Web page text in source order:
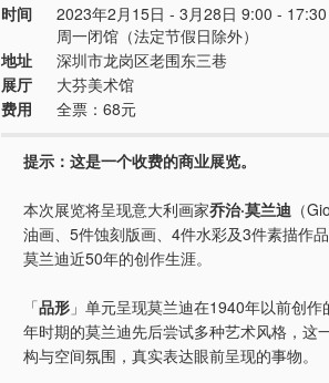
时间
2023年2月15日 - 3月28日 9:00 - 17:30
周一闭馆（法定节假日除外）
地址
深圳市龙岗区老围东三巷
展厅
大芬美术馆
费用
全票：68元
提示：这是一个收费的商业展览。
本次展览将呈现意大利画家乔治·莫兰迪 （
油画、5件蚀刻版画、4件水彩及3件素描作
莫兰迪近50年的创作生涯。
「品形 」单元呈现莫兰迪在1940年以前创
年时期的莫兰迪先后尝试多种艺术风格，这
构与空间氛围，真实表达眼前呈现的事物。